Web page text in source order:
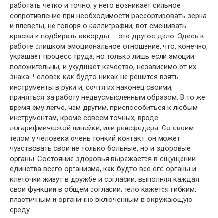
работать четко и точно; у него возникает сильное
сопротивление при необходимости рассортировать зерна
и плевелы, не говоря о каллиграфии; вот смешивать
краски и подбирать аккорды — это другое дело. Здесь к
работе слишком эмоциональное отношение, что, конечно,
украшает процесс труда, но только лишь если эмоции
положительны, и ухудшает качество, независимо от их
знака. Человек как будто никак не решится взять
инструменты в руки и, сочтя их наконец своими,
приняться за работу недвусмысленным образом. В то же
время ему легче, чем другим, приспособиться к любым
инструментам, кроме совсем точных, вроде
логарифмической линейки, или рейсфедера. Со своим
телом у человека очень тонкий контакт; он может
чувствовать свои не только больные, но и здоровые
органы. Состояние здоровья выражается в ощущении
единства всего организма, как будто все его органы и
клеточки живут в дружбе и согласии, выполняя каждая
свои функции в общем согласии; тело кажется гибким,
пластичным и органично включенным в окружающую
среду.